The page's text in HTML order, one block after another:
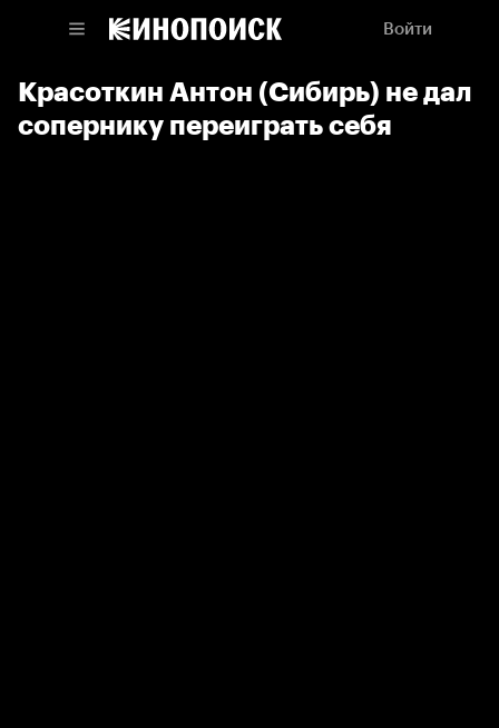
Войти
Красоткин Антон (Сибирь) не дал
сопернику переиграть себя